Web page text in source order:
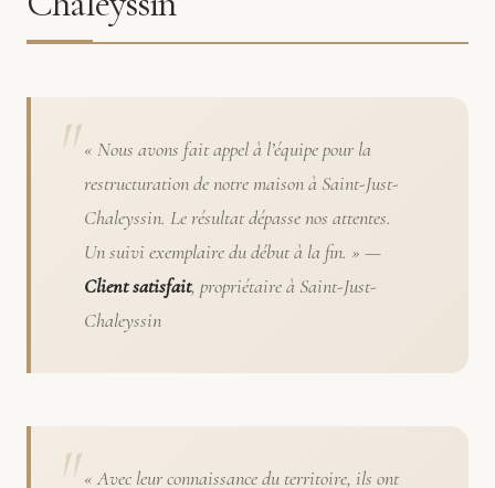
« Nous avons fait appel à l’équipe pour la
restructuration de notre maison à Saint-Just-
Chaleyssin. Le résultat dépasse nos attentes.
Un suivi exemplaire du début à la fin. » —
Client satisfait, propriétaire à Saint-Just-
Chaleyssin
« Avec leur connaissance du territoire, ils ont